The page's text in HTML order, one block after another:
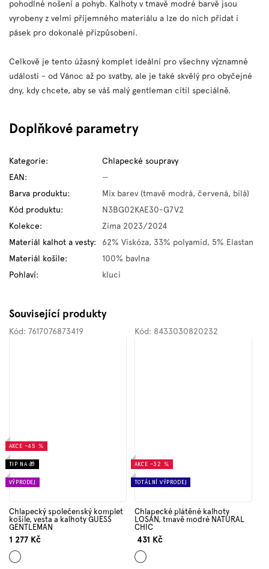
pohodlné nošení a pohyb. Kalhoty v tmavě modré barvě jsou
vyrobeny z velmi příjemného materiálu a lze do nich přidat i
pásek pro dokonalé přizpůsobení.
Celkově je tento úžasný komplet ideální pro všechny významné
události - od Vánoc až po svatby, ale je také skvělý pro obyčejné
dny, kdy chcete, aby se váš malý gentleman cítil speciálně.
Doplňkové parametry
Kategorie:
Chlapecké soupravy
EAN:
—
Barva produktu:
Mix barev (tmavě modrá, červená, bílá)
Kód produktu:
N3BG02KAE30-G7V2
Kolekce:
Zima 2023/2024
Materiál kalhot a vesty:
62% Viskóza, 33% polyamid, 5% Elastan
Materiál košile:
100% bavlna
Pohlaví: kluci
Související produkty
AKCE –45 %
TIP NA 🎁
VÝPRODEJ
Chlapecký společenský komplet
košile, vesta a kalhoty GUESS
GENTLEMAN
1 277 Kč
Tmavě
modrá
Kód: 7617076873419
AKCE –32 %
TOTÁLNÍ VÝPRODEJ
Chlapecké plátěné kalhoty
LOSAN, tmavě modré NATURAL
CHIC
431 Kč
Tmavě
modrá
Kód: 8433030820232